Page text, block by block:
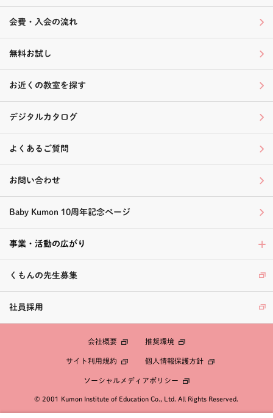
会費・入会の流れ
無料お試し
お近くの教室を探す
デジタルカタログ
よくあるご質問
お問い合わせ
Baby Kumon 10周年記念ページ
事業・活動の広がり
くもんの先生募集
社員採用
会社概要 推奨環境
サイト利用規約 個人情報保護方針
ソーシャルメディアポリシー
© 2001 Kumon Institute of Education Co., Ltd. All Rights Reserved.